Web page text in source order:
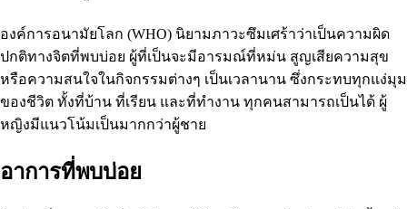
องค์การอนามัยโลก (WHO) นิยามภาวะซึมเศร้าว่าเป็นความผิด
ปกติทางจิตที่พบบ่อย ผู้ที่เป็นจะมีอารมณ์ที่หม่น สูญเสียความสุข
หรือความสนใจในกิจกรรมต่างๆ เป็นเวลานาน ซึ่งกระทบทุกแง่มุม
ของชีวิต ทั้งที่บ้าน ที่เรียน และที่ทำงาน ทุกคนสามารถเป็นได้ ผู้
หญิงมีแนวโน้มเป็นมากกว่าผู้ชาย
อาการที่พบบ่อย